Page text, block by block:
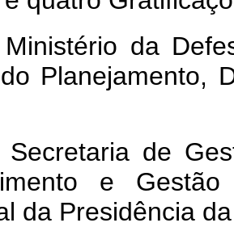
da
Planejamento,
de
e
da Presidência